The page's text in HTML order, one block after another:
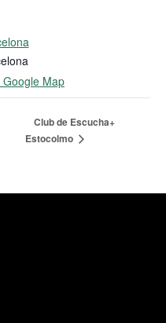
Google Map
Club de Escucha+
Estocolmo